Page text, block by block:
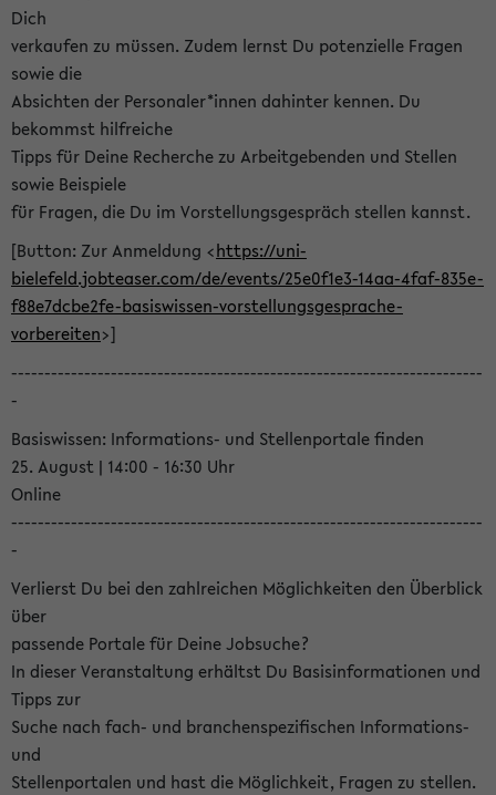
Dich
verkaufen zu müssen. Zudem lernst Du potenzielle Fragen
sowie die
Absichten der Personaler*innen dahinter kennen. Du
bekommst hilfreiche
Tipps für Deine Recherche zu Arbeitgebenden und Stellen
sowie Beispiele
für Fragen, die Du im Vorstellungsgespräch stellen kannst.
[Button: Zur Anmeldung <https://uni-
bielefeld.jobteaser.com/de/events/25e0f1e3-14aa-4faf-835e-
f88e7dcbe2fe-basiswissen-vorstellungsgesprache-
vorbereiten>]
-----------------------------------------------------------------------
-
Basiswissen: Informations- und Stellenportale finden
25. August | 14:00 - 16:30 Uhr
Online
-----------------------------------------------------------------------
-
Verlierst Du bei den zahlreichen Möglichkeiten den Überblick
über
passende Portale für Deine Jobsuche?
In dieser Veranstaltung erhältst Du Basisinformationen und
Tipps zur
Suche nach fach- und branchenspezifischen Informations-
und
Stellenportalen und hast die Möglichkeit, Fragen zu stellen.